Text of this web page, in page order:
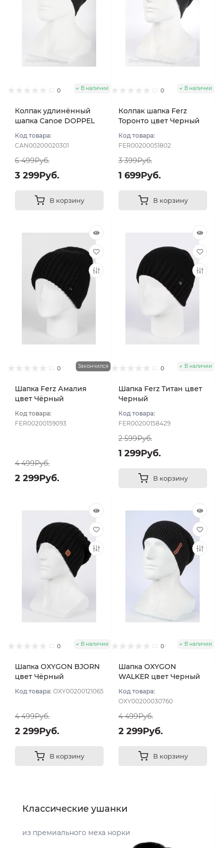
0 В наличии
Колпак удлинённый
шапка Canoe DOPPEL
Код товара:
CAN00200020301
6 499Руб.
3 299Руб.
В корзину
0 В наличии
Колпак шапка Ferz
Торонто цвет Черный
Код товара:
FER00200051802
3 399Руб.
1 699Руб.
В корзину
0 Закончился
Шапка Ferz Амалия
цвет Чёрный
Код товара:
FER00200159093
4 499Руб.
2 299Руб.
0 В наличии
Шапка Ferz Титан цвет
Черный
Код товара:
FER00200158429
2 599Руб.
1 299Руб.
В корзину
0 В наличии
Шапка OXYGON BJORN
цвет Чёрный
Код товара: OXY00200121065
4 499Руб.
2 299Руб.
В корзину
0 В наличии
Шапка OXYGON
WALKER цвет Черный
Код товара:
OXY00200030760
4 499Руб.
2 299Руб.
В корзину
Классические ушанки
из премиального меха норки